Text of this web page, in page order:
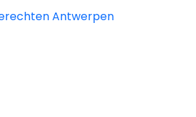
Antwerpen